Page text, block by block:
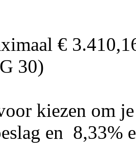
€
30)
kiezen om
en 8,33%